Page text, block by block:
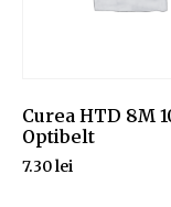
Curea HTD 8M
Optibelt
7.30lei